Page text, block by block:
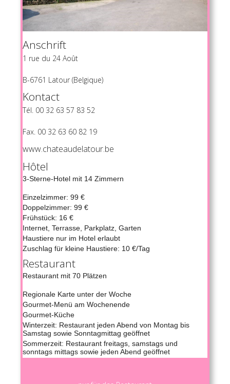
Anschrift
1 rue du 24 Août
B-6761 Latour (Belgique)
Kontact
Tél. 00 32 63 57 83 52
Fax. 00 32 63 60 82 19
www.chateaudelatour.be
Hôtel
3-Sterne-Hotel mit 14 Zimmern
Einzelzimmer: 99 €
Doppelzimmer: 99 €
Frühstück: 16 €
Internet, Terrasse, Parkplatz, Garten
Haustiere nur im Hotel erlaubt
Zuschlag für kleine Haustiere: 10 €/Tag
Restaurant
Restaurant mit 70 Plätzen
Regionale Karte unter der Woche
Gourmet-Menü am Wochenende
Gourmet-Küche
Winterzeit: Restaurant jeden Abend von Montag bis
Samstag sowie Sonntagmittag geöffnet
Sommerzeit: Restaurant freitags, samstags und
sonntags mittags sowie jeden Abend geöffnet